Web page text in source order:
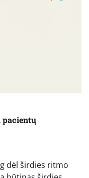
pacientų
dėl širdies ritmo